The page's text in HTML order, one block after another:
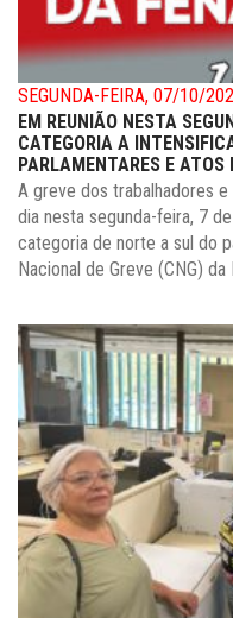
SEGUNDA-FEIRA, 07/10/
EM REUNIÃO NESTA
CATEGORIA A
PARLAMENTARES E
A greve dos trabalhadores
dia nesta segunda-feira, 7
categoria de norte a sul do
Nacional de Greve (CNG) da